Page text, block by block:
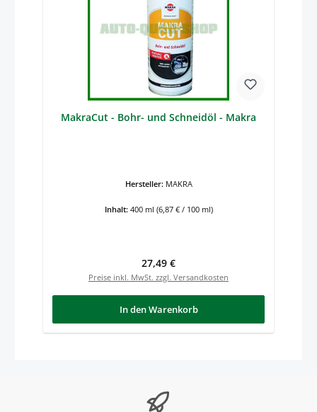
MakraCut - Bohr- und Schneidöl - Makra
Hersteller: MAKRA
Inhalt: 400 ml (6,87 € / 100 ml)
Regulärer Preis:
27,49 €
Preise inkl. MwSt. zzgl. Versandkosten
In den Warenkorb